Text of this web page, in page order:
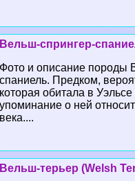
Вельш-спрингер-
Фото и описание породы
спаниель. Предком,
которая обитала в
упоминание о ней
века....
Вельш-терьер (Welsh